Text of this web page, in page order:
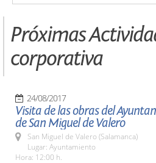
Próximas
corporativa
24/08/2017
Visita de las obras del
de San Miguel de Valero
San Miguel de Valero (Salamanca)
Lugar: Ayuntamiento
Hora: 12:00 h.